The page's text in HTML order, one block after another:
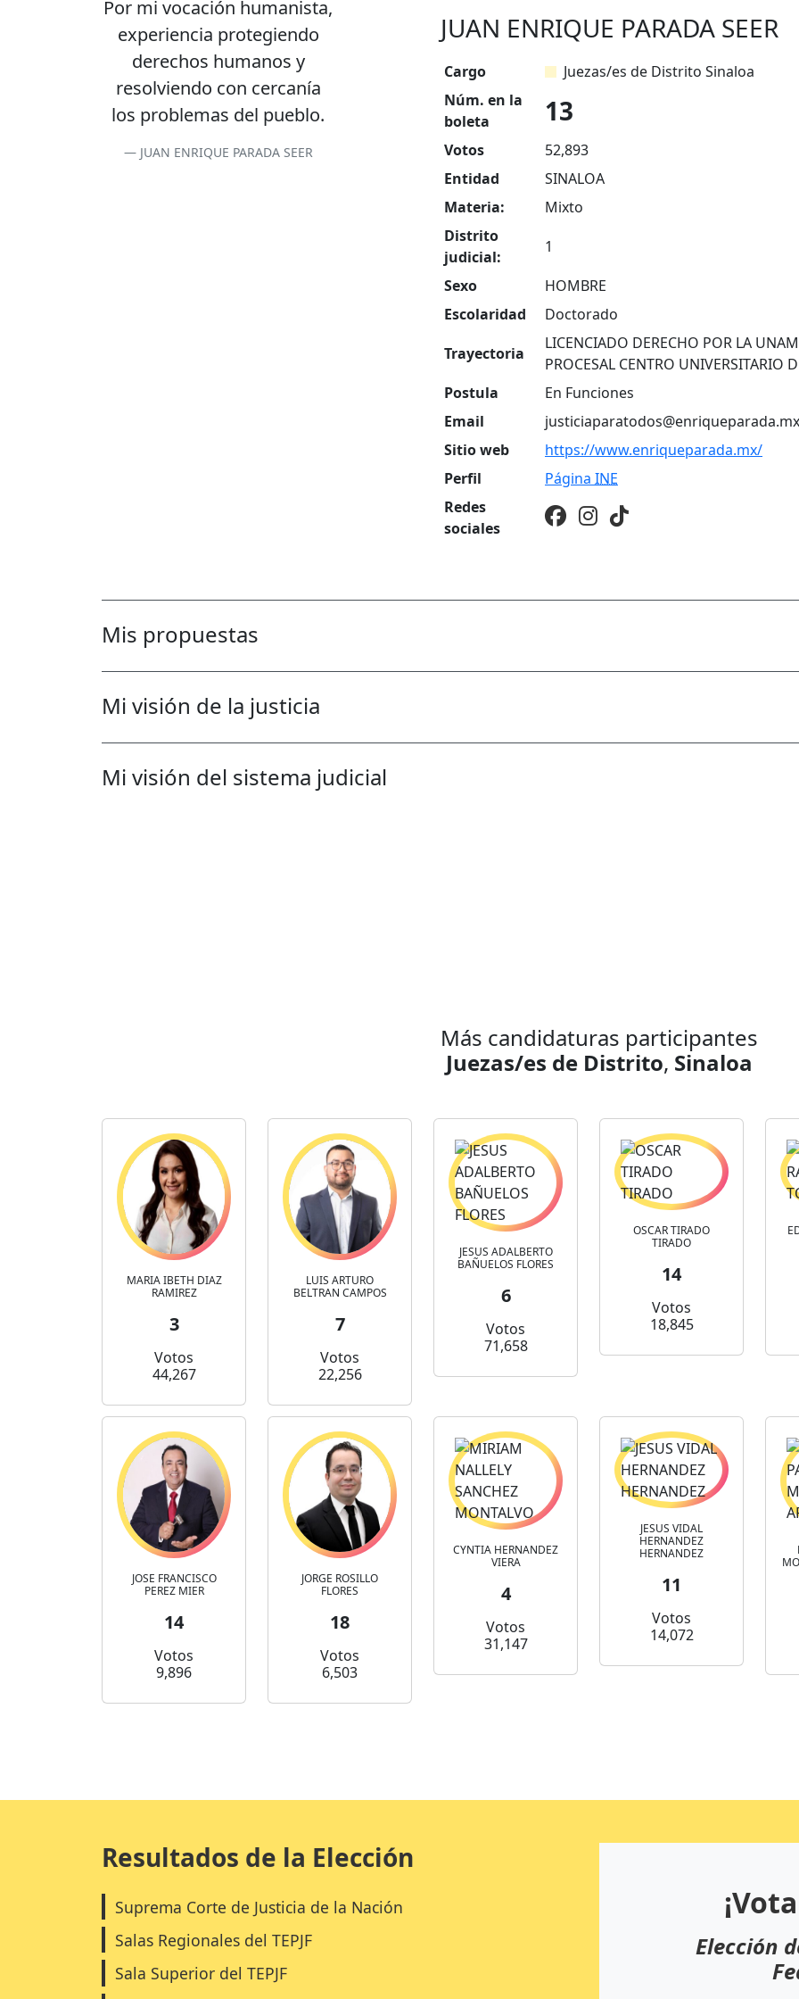
Por mi vocación humanista,
experiencia protegiendo
derechos humanos y
resolviendo con cercanía
los problemas del pueblo.
JUAN ENRIQUE PARADA SEER
JUAN ENRIQUE PARADA SEER
Cargo
Juezas/es de Distrito Sinaloa
Núm. en la
boleta
13
Votos
52,893
Entidad
SINALOA
Materia:
Mixto
Distrito
judicial:
1
Sexo
HOMBRE
Escolaridad
Doctorado
Trayectoria
LICENCIADO DERECHO POR LA
PROCESAL CENTRO UNIVERSITARIO
Postula
En Funciones
Email
justiciaparatodos@enriqueparada.mx
Sitio web
https://www.enriqueparada.mx/
Perfil
Página INE
Redes
sociales
Mis propuestas
Mi visión de la justicia
Mi visión del sistema judicial
Más candidaturas participantes
Juezas/es de Distrito, Sinaloa
MARIA IBETH DIAZ
RAMIREZ
3
Votos
44,267
LUIS ARTURO
BELTRAN CAMPOS
7
Votos
22,256
JESUS ADALBERTO
BAÑUELOS FLORES
6
Votos
71,658
OSCAR TIRADO
TIRADO
14
Votos
18,845
JOSE FRANCISCO
PEREZ MIER
14
Votos
9,896
JORGE ROSILLO
FLORES
18
Votos
6,503
CYNTIA HERNANDEZ
VIERA
4
Votos
31,147
JESUS VIDAL
HERNANDEZ
HERNANDEZ
11
Votos
14,072
Resultados de la Elección
Suprema Corte de Justicia de la Nación
Salas Regionales del TEPJF
Sala Superior del TEPJF
Elección